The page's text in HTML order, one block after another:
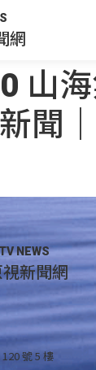
網
山海
聞
NEWS
新聞網
號 5 樓